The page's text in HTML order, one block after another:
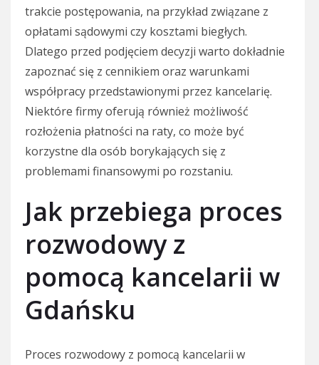
trakcie postępowania, na przykład związane z
opłatami sądowymi czy kosztami biegłych.
Dlatego przed podjęciem decyzji warto dokładnie
zapoznać się z cennikiem oraz warunkami
współpracy przedstawionymi przez kancelarię.
Niektóre firmy oferują również możliwość
rozłożenia płatności na raty, co może być
korzystne dla osób borykających się z
problemami finansowymi po rozstaniu.
Jak przebiega proces
rozwodowy z
pomocą kancelarii w
Gdańsku
Proces rozwodowy z pomocą kancelarii w